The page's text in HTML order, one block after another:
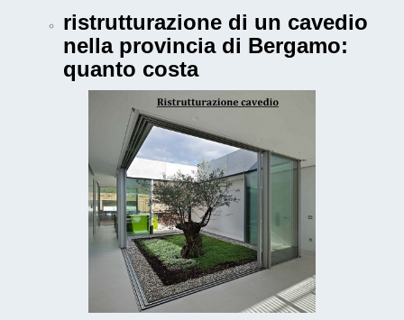
ristrutturazione di un cavedio
nella provincia di Bergamo:
quanto costa